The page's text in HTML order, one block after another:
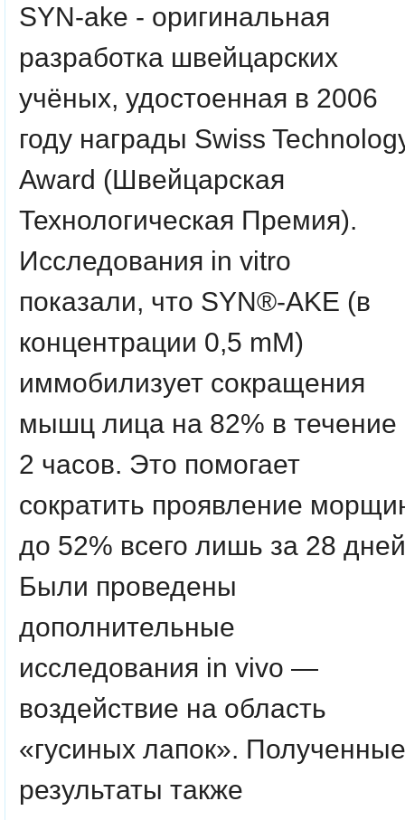
SYN-ake - оригинальная
разработка швейцарских
учёных, удостоенная в 2006
году награды Swiss
Award (Швейцарская
Технологическая Премия).
Исследования in vitro
показали, что SYN®-AKE (в
концентрации 0,5 mM)
иммобилизует сокращения
мышц лица на 82% в течение
2 часов. Это помогает
сократить проявление
до 52% всего лишь за 28
Были проведены
дополнительные
исследования in vivo —
воздействие на область
«гусиных лапок». Полученные
результаты также